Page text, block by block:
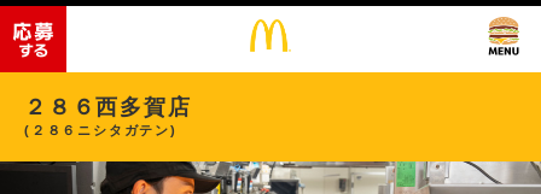
２８６西多賀店
(２８６ニシタガテン)